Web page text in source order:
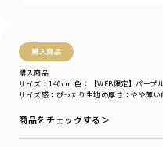
購入商品
購入商品
サイズ感 ：ぴったり 生地の厚さ ：やや薄い
サイズ：140cm 色：【WEB限定】パープ
商品をチェックする＞
※140・150cmのみ胸パット付き(
着用イメージ/カラー：ピンク
サイズ：サイズ110